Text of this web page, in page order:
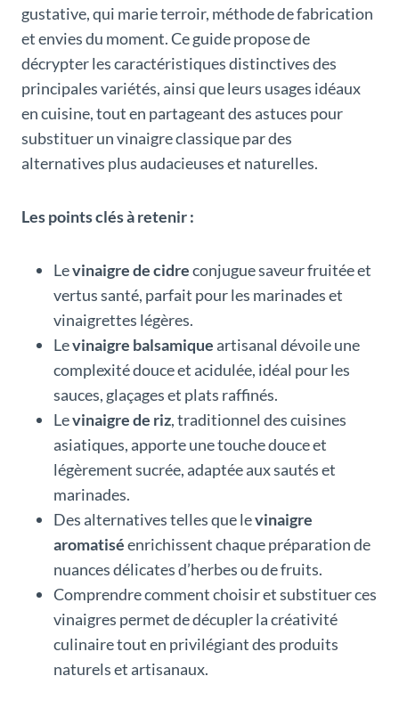
gustative, qui marie terroir, méthode de fabrication
et envies du moment. Ce guide propose de
décrypter les caractéristiques distinctives des
principales variétés, ainsi que leurs usages idéaux
en cuisine, tout en partageant des astuces pour
substituer un vinaigre classique par des
alternatives plus audacieuses et naturelles.
Les points clés à retenir :
Levinaigre de cidreconjugue saveur fruitée et
vertus santé, parfait pour les marinades et
vinaigrettes légères.
Levinaigre balsamiqueartisanal dévoile une
complexité douce et acidulée, idéal pour les
sauces, glaçages et plats raffinés.
Levinaigre de riz, traditionnel des cuisines
asiatiques, apporte une touche douce et
légèrement sucrée, adaptée aux sautés et
marinades.
Des alternatives telles que levinaigre
aromatiséenrichissent chaque préparation de
nuances délicates d’herbes ou de fruits.
Comprendre comment choisir et substituer ces
vinaigres permet de décupler la créativité
culinaire tout en privilégiant des produits
naturels et artisanaux.